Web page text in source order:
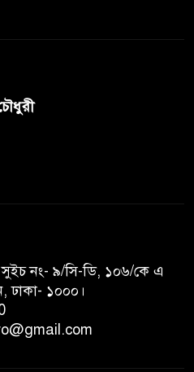
: ব্রেট লি
নং- ৯/সি-ডি, ১০৬/কে এ
ঢাকা- ১০০০।